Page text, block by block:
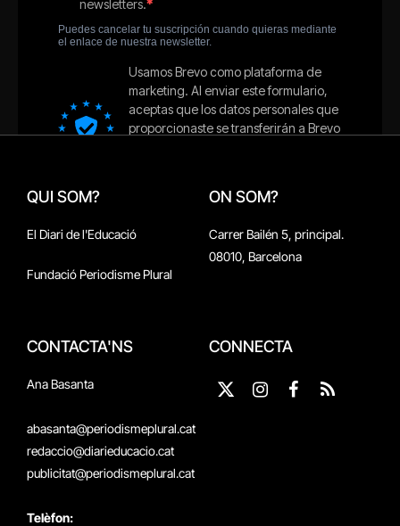
QUI SOM?
El Diari de l'Educació
Fundació Periodisme Plural
ON SOM?
Carrer Bailén 5, principal.
08010, Barcelona
CONTACTA'NS
Ana Basanta
abasanta@periodismeplural.cat
redaccio@diarieducacio.cat
publicitat@periodismeplural.cat
Telèfon:
CONNECTA
X
InstagramFacebook
RSS